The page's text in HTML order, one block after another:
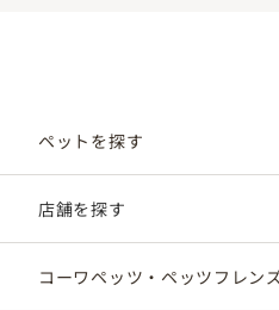
ペットを探す
店舗を探す
コーワペッツ・ペッツフレン